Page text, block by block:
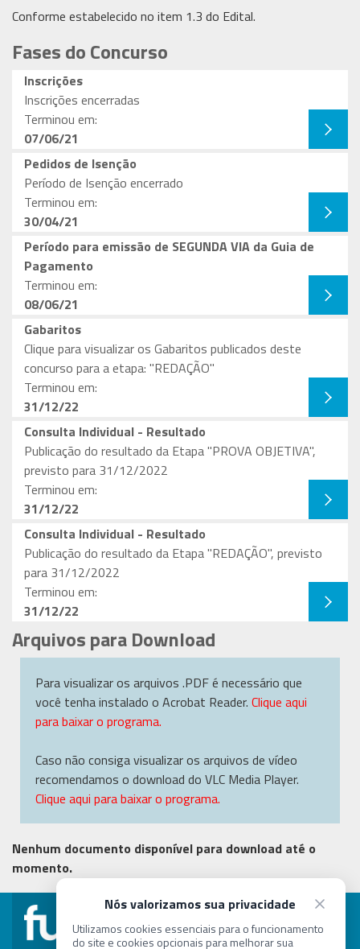
Nós valorizamos sua privacidade
Utilizamos cookies essenciais para o funcionamento
do site e cookies opcionais para melhorar sua
Conforme estabelecido no item 1.3 do Edital.
Fases do Concurso
Inscrições
Inscrições encerradas
Terminou em:
07/06/21
Pedidos de Isenção
Período de Isenção encerrado
Terminou em:
30/04/21
Período para emissão de SEGUNDA VIA da Guia de
Pagamento
Terminou em:
08/06/21
Gabaritos
Clique para visualizar os Gabaritos publicados deste
concurso para a etapa: "REDAÇÃO"
Terminou em:
31/12/22
Consulta Individual - Resultado
Publicação do resultado da Etapa "PROVA OBJETIVA",
previsto para 31/12/2022
Terminou em:
31/12/22
Consulta Individual - Resultado
Publicação do resultado da Etapa "REDAÇÃO", previsto
para 31/12/2022
Terminou em:
31/12/22
Arquivos para Download
Para visualizar os arquivos .PDF é necessário que
você tenha instalado o Acrobat Reader.Clique aqui
para baixar o programa.
Caso não consiga visualizar os arquivos de vídeo
recomendamos o download do VLC Media Player.
Clique aqui para baixar o programa.
Nenhum documento disponível para download até o
momento.